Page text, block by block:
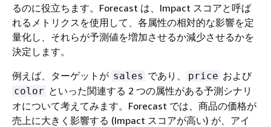
るのに役立ちます。Forecast は、Impact スコアと呼ば
れるメトリクスを使用して、各属性の相対的な影響を定
量化し、それらが予測値を増加させるか減少させるかを
決定します。
例えば、ターゲットが sales であり、 price および
color といった関連する 2 つの属性がある予測シナリ
オについて考えてみます。Forecast では、商品の価格が
売上に大きく影響する (Impact スコアが高い) が、アイ